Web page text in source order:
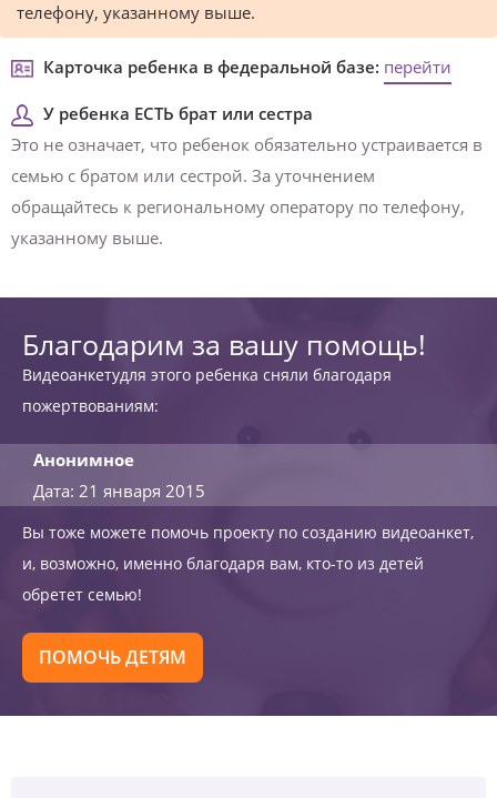
телефону, указанному выше.
Карточка ребенка в федеральной базе: перейти
У ребенка ЕСТЬ брат или сестра
Это не означает, что ребенок обязательно устраивается в
семью с братом или сестрой. За уточнением
обращайтесь к региональному оператору по телефону,
указанному выше.
Благодарим за вашу помощь!
Видеоанкетудля этого ребенка сняли благодаря
пожертвованиям:
Анонимное
Дата: 21 января 2015
Вы тоже можете помочь проекту по созданию видеоанкет,
и, возможно, именно благодаря вам, кто-то из детей
обретет семью!
ПОМОЧЬ ДЕТЯМ